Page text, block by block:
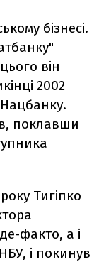
бізнесі.
він
2002
поклавши
Тигіпко
факто, а і
і покинув